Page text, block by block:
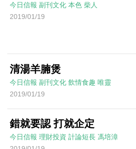
今日信報 副刊文化 本色 柴人
2019/01/19
清湯羊腩煲
今日信報 副刊文化 飲情食趣 唯靈
2019/01/19
錯就要認 打就企定
今日信報 理財投資 計論短長 馮培漳